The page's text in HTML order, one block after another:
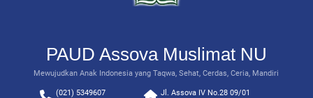
PAUD Assova Muslimat NU
Mewujudkan Anak Indonesia yang Taqwa, Sehat, Cerdas, Ceria, Mandiri
(021) 5349607
Jl. Assova IV No.28 09/01